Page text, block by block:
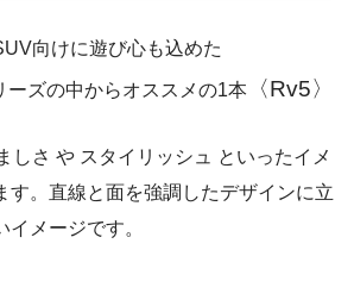
向けに遊び心も込めた
ーズの中からオススメの1本 〈Rv5〉
しさ や スタイリッシュ といったイメ
す。直線と面を強調したデザインに立
メージです。